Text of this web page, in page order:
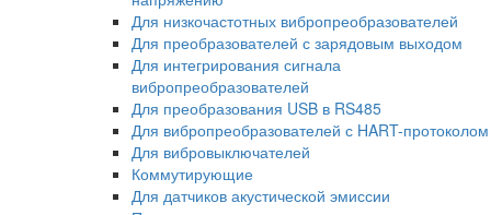
Для низкочастотных вибропреобразователей
Для преобразователей с зарядовым выходом
Для интегрирования сигнала
вибропреобразователей
Для преобразования USB в RS485
Для вибропреобразователей с HART-протоколом
Для вибровыключателей
Коммутирующие
Для датчиков акустической эмиссии